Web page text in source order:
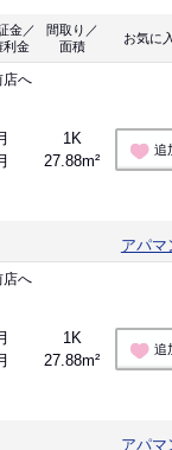
金／
利金
間取り／
面積
お気に
店へ
1K
27.88m²
追
アパマ
店へ
1K
27.88m²
追
アパマ